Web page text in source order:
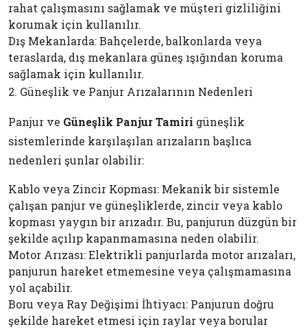
rahat çalışmasını sağlamak ve müşteri gizliliğini
korumak için kullanılır.
Dış Mekanlarda: Bahçelerde, balkonlarda veya
teraslarda, dış mekanlara güneş ışığından koruma
sağlamak için kullanılır.
2. Güneşlik ve Panjur Arızalarının Nedenleri
Panjur ve Güneşlik Panjur Tamiri güneşlik
sistemlerinde karşılaşılan arızaların başlıca
nedenleri şunlar olabilir:
Kablo veya Zincir Kopması: Mekanik bir sistemle
çalışan panjur ve güneşliklerde, zincir veya kablo
kopması yaygın bir arızadır. Bu, panjurun düzgün bir
şekilde açılıp kapanmamasına neden olabilir.
Motor Arızası: Elektrikli panjurlarda motor arızaları,
panjurun hareket etmemesine veya çalışmamasına
yol açabilir.
Boru veya Ray Değişimi İhtiyacı: Panjurun doğru
şekilde hareket etmesi için raylar veya borular